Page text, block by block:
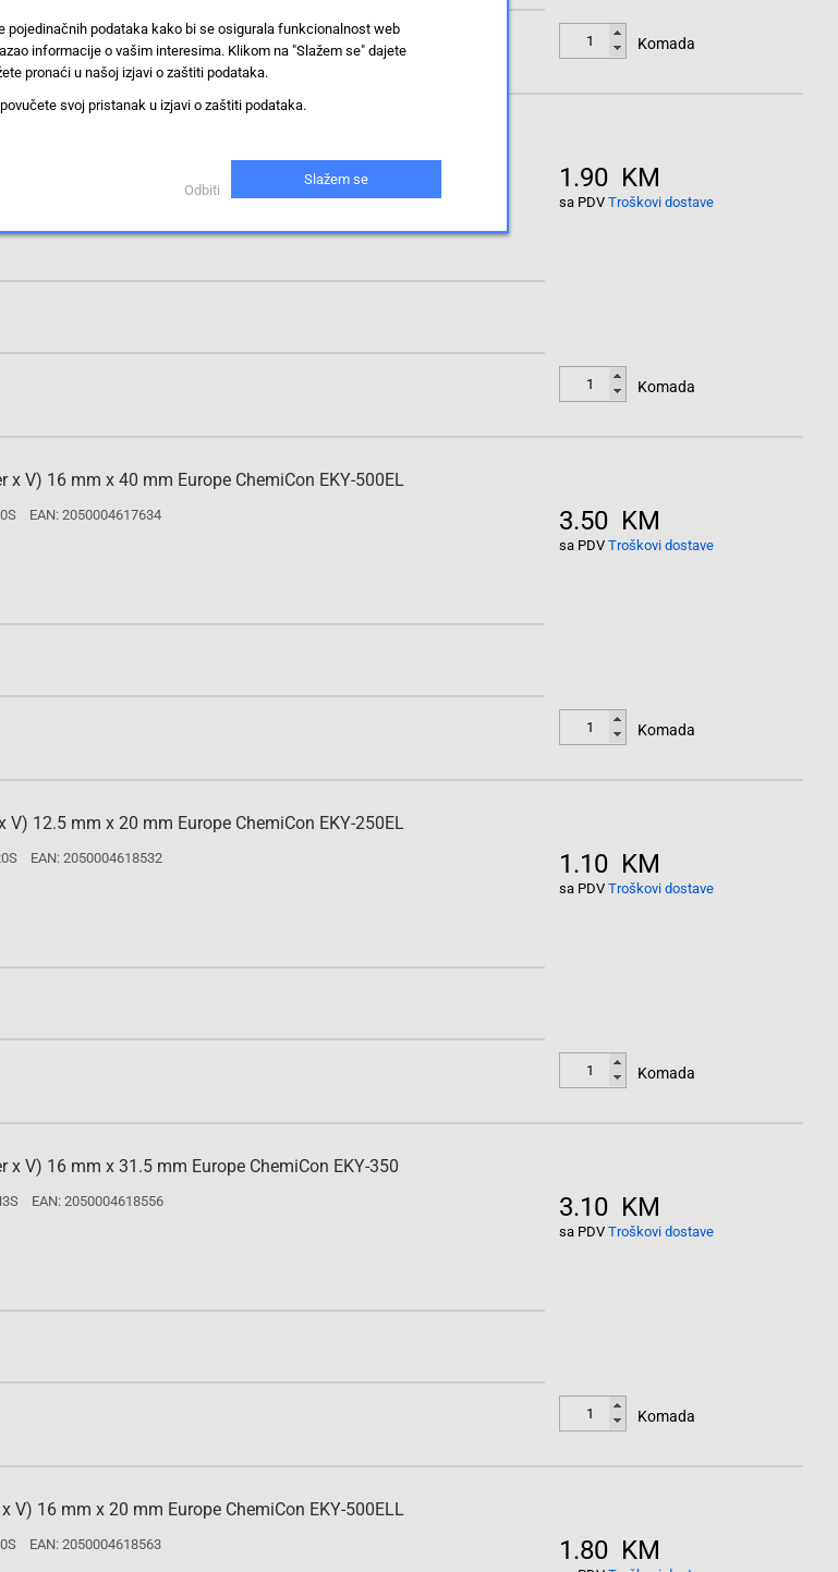
Komada
18 mm x 15 mm Europe ChemiCon EKY-500ELL
1.90 KM
sa PDV Troškovi dostave
Komada
V) 16 mm x 40 mm Europe ChemiCon EKY-500EL
EAN: 2050004617634 3.50 KM
sa PDV Troškovi dostave
Komada
12.5 mm x 20 mm Europe ChemiCon EKY-250EL
EAN: 2050004618532 1.10 KM
sa PDV Troškovi dostave
Komada
V) 16 mm x 31.5 mm Europe ChemiCon EKY-350
EAN: 2050004618556 3.10 KM
sa PDV Troškovi dostave
Komada
16 mm x 20 mm Europe ChemiCon EKY-500ELL
EAN: 2050004618563 1.80 KM
pojedinačnih podataka kako bi se osigurala funkcionalnost web
informacije o vašim interesima. Klikom na "Slažem se" dajete
pronaći u našoj izjavi o zaštiti podataka.
svoj pristanak u izjavi o zaštiti podataka.
Odbiti
Slažem se